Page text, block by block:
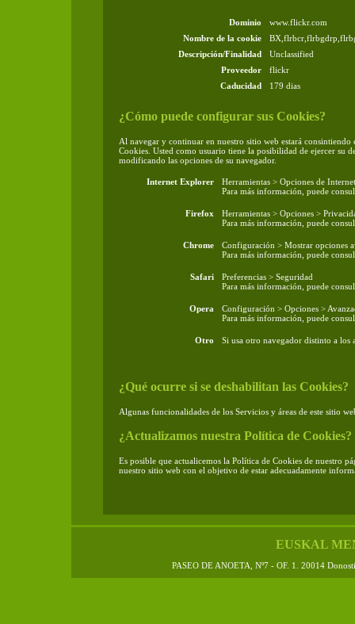
Dominio
www.flickr.com
Nombre de la cookie
Descripción/Finalidad
Unclassified
Proveedor
flickr
Caducidad
179 dias
¿Cómo puede configurar sus Cookies?
Al navegar y continuar en nuestro sitio web estará consintiendo
Cookies. Usted como usuario tiene la posibilidad de ejercer su
modificando las opciones de su navegador.
Internet Explorer
Herramientas > Opciones de
Para más información, puede
Firefox
Herramientas > Opciones >
Para más información, puede
Chrome
Configuración > Mostrar opciones
Para más información, puede
Safari
Preferencias > Seguridad
Para más información, puede
Opera
Configuración > Opciones >
Para más información, puede
Otro Si usa otro navegador distinto a los
¿Qué ocurre si se deshabilitan las Cookies?
Algunas funcionalidades de los Servicios y áreas de este sitio
¿Actualizamos nuestra Política de Cookies?
Es posible que actualicemos la Política de Cookies de nuestro
nuestro sitio web con el objetivo de estar adecuadamente
EUSKAL
PASEO DE ANOETA, Nº7 - OF. 1. 20014